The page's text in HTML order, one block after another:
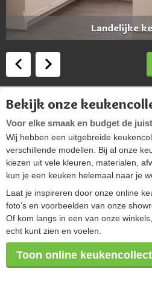
Landelijke
Bekijk onze
Voor elke smaak en budget de
Wij hebben een uitgebreide
verschillende modellen. Bij al onze
kiezen uit vele kleuren, materialen,
kun je een keuken helemaal naar je
Laat je inspireren door onze online
foto’s en voorbeelden van onze
Of kom langs in een van onze
echt kunt zien en voelen.
Toon online